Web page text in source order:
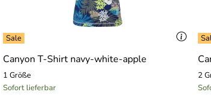
Canyon T-Shirt navy-white-apple
1 Größe
Sofort lieferbar
2